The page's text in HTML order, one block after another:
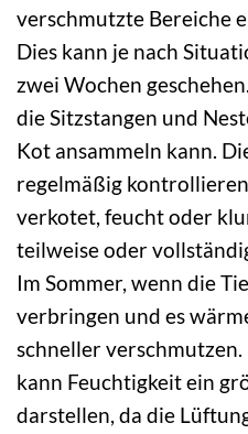
verschmutzte Bereiche
Dies kann je nach
zwei Wochen
die Sitzstangen und
Kot ansammeln kann.
regelmäßig
verkotet, feucht oder
teilweise oder
Im Sommer, wenn die
verbringen und es
schneller
kann Feuchtigkeit ein
darstellen, da die